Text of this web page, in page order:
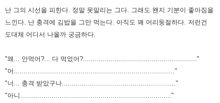
난 그의 시선을 피한다. 정말 못말리는 그다. 그래도 왠지 기분이 좋아짐을
느낀다. 난 충격에 김밥을 그만 먹는다. 아직도 꽤 어리둥절하다. 저런건
도대체 어디서 나올까 궁금하다.
"왜... 안먹어?... 다 먹었어?.........................................................."
"어.................................................................................."
"너... 충격 받았구나.........................................................."
"아니............................................................................."